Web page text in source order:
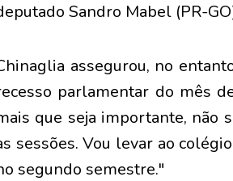
Sandro Mabel (PR-
assegurou, no
parlamentar do mês
que seja importante, não
sessões. Vou levar ao
segundo semestre."